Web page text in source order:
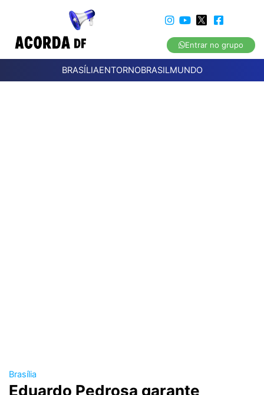
Entrar no grupo
BRASÍLIAENTORNOBRASILMUNDO
Brasília
Eduardo Pedrosa garante